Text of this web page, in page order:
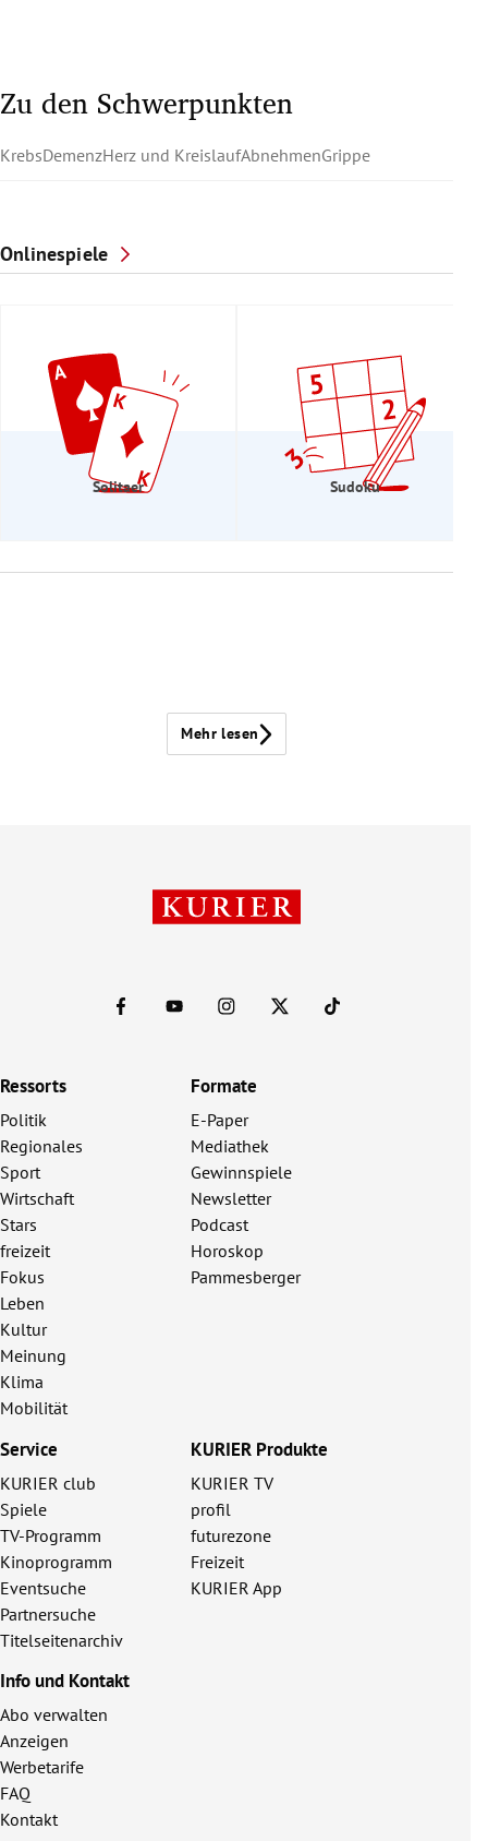
Zu den Schwerpunkten
KrebsDemenzHerz und KreislaufAbnehmenGrippe
Onlinespiele
Solitaer Sudoku
Mehr lesen
Ressorts
Politik
Regionales
Sport
Wirtschaft
Stars
freizeit
Fokus
Leben
Kultur
Meinung
Klima
Mobilität
Formate
E-Paper
Mediathek
Gewinnspiele
Newsletter
Podcast
Horoskop
Pammesberger
Service
KURIER club
Spiele
TV-Programm
Kinoprogramm
Eventsuche
Partnersuche
Titelseitenarchiv
KURIER Produkte
KURIER TV
profil
futurezone
Freizeit
KURIER App
Info und Kontakt
Abo verwalten
Anzeigen
Werbetarife
FAQ
Kontakt